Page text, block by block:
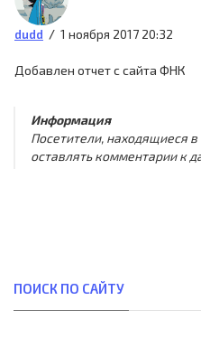
dudd 1 ноября 2017 20:32
Добавлен отчет с сайта ФНК
Информация
Посетители, находящиеся в
оставлять комментарии к
ПОИСК ПО САЙТУ